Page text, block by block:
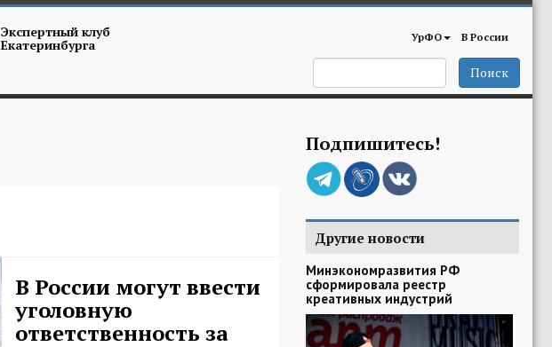
Экспертный клуб
Екатеринбурга УрФО В России
Поиск
В России могут ввести
уголовную
ответственность за
Подпишитесь!
Другие новости
Минэкономразвития РФ
сформировала реестр
креативных индустрий